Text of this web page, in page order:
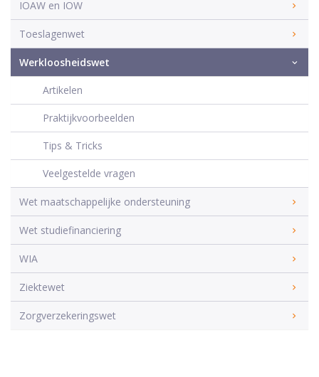
IOAW en IOW
Toeslagenwet
Werkloosheidswet
Artikelen
Praktijkvoorbeelden
Tips & Tricks
Veelgestelde vragen
Wet maatschappelijke ondersteuning
Wet studiefinanciering
WIA
Ziektewet
Zorgverzekeringswet